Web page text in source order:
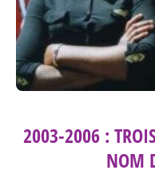
2003-2006 :
NOM